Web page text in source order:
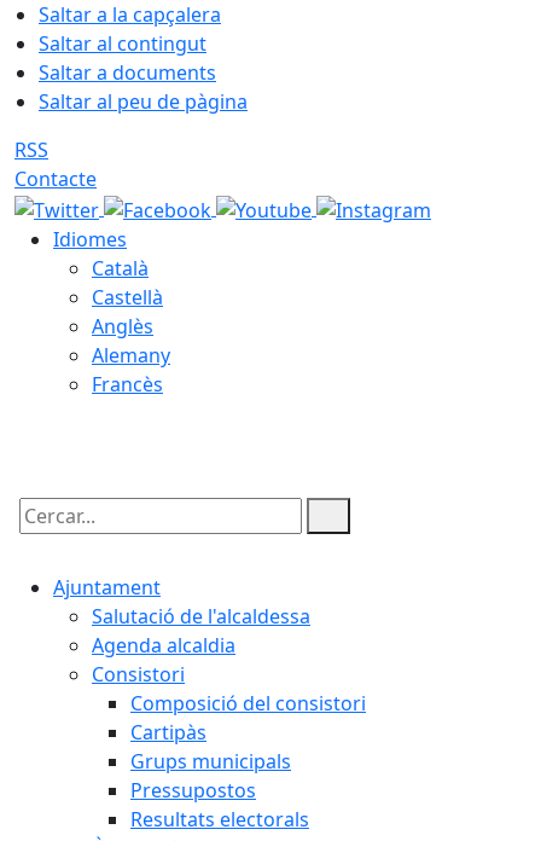
Saltar a la capçalera
Saltar al contingut
Saltar a documents
Saltar al peu de pàgina
RSS
Contacte
Idiomes
Català
Castellà
Anglès
Alemany
Francès
Cercar:
Ajuntament
Salutació de l'alcaldessa
Agenda alcaldia
Consistori
Composició del consistori
Cartipàs
Grups municipals
Pressupostos
Resultats electorals